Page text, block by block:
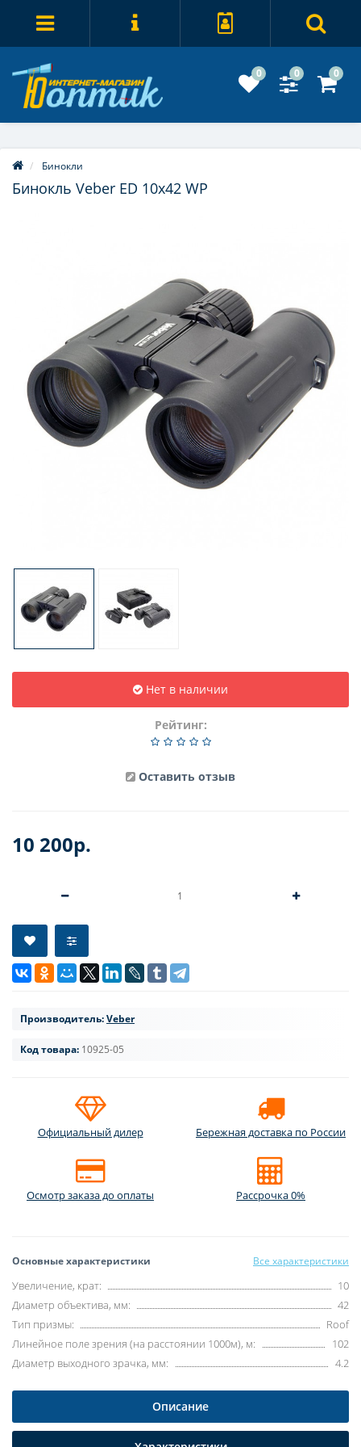
0 0 0
Бинокли
Бинокль Veber ED 10x42 WP
Нет в наличии
Рейтинг:
Оставить отзыв
10 200р.
Производитель:Veber
Код товара: 10925-05
Официальный дилер Бережная доставка по России
Осмотр заказа до оплаты Рассрочка 0%
Основные характеристики Все характеристики
Увеличение, крат:
10
Диаметр объектива, мм:
42
Тип призмы:
Roof
Линейное поле зрения (на расстоянии 1000м), м:
102
Диаметр выходного зрачка, мм:
4.2
Описание